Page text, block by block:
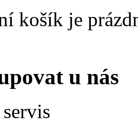
košík je
u nás